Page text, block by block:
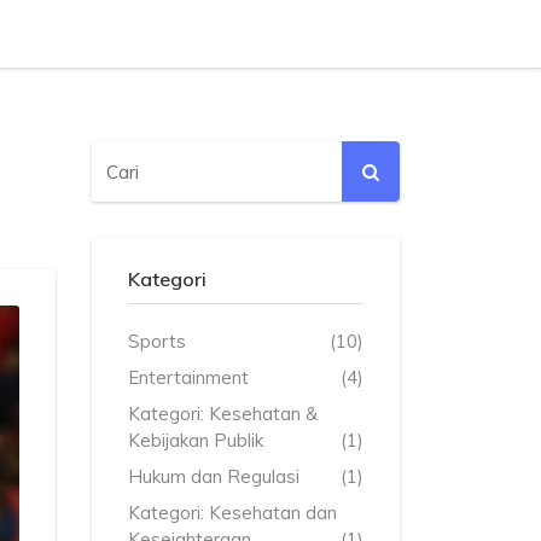
Kategori
Sports
(10)
Entertainment
(4)
Kategori: Kesehatan &
Kebijakan Publik
(1)
Hukum dan Regulasi
(1)
Kategori: Kesehatan dan